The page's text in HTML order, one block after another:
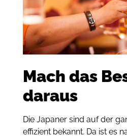
Mach das
daraus
Die Japaner sind auf der
effizient bekannt. Da ist es